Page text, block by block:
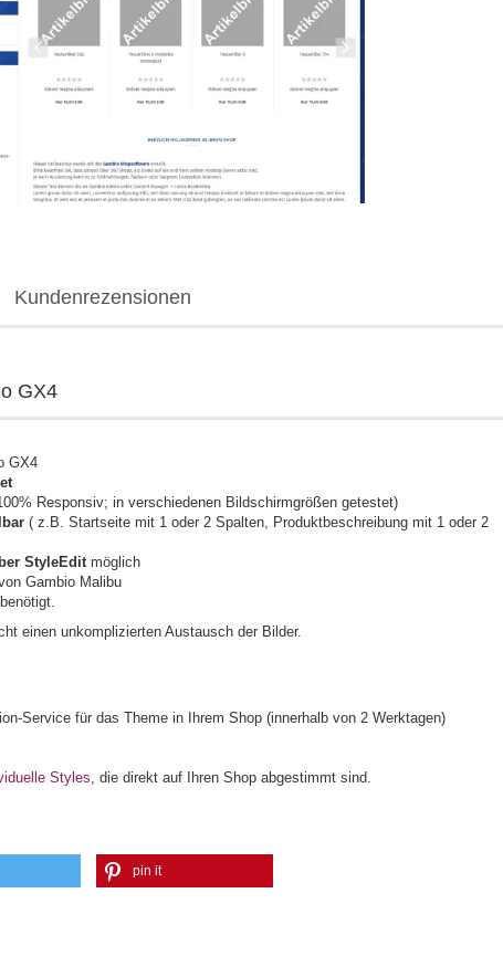
Kundenrezensionen
GX4
GX4
Responsiv; in verschiedenen Bildschirmgrößen getestet)
( z.B. Startseite mit 1 oder 2 Spalten, Produktbeschreibung mit 1 oder 2
StyleEditmöglich
Gambio Malibu
einen unkomplizierten Austausch der Bilder.
Service für das Theme in Ihrem Shop (innerhalb von 2 Werktagen)
Styles, die direkt auf Ihren Shop abgestimmt sind.
pin it